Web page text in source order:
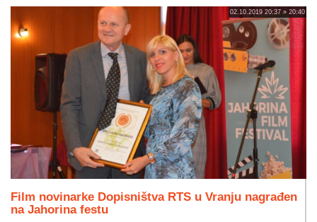
02.10.2019 20:37 » 20:40
Film novinarke Dopisništva RTS u Vranju nagrađen
na Jahorina festu